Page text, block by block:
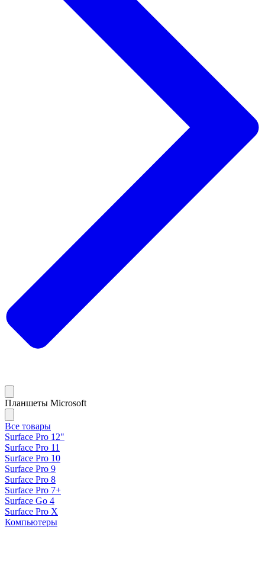
Планшеты Microsoft
Все товары
Surface Pro 12"
Surface Pro 11
Surface Pro 10
Surface Pro 9
Surface Pro 8
Surface Pro 7+
Surface Go 4
Surface Pro X
Компьютеры